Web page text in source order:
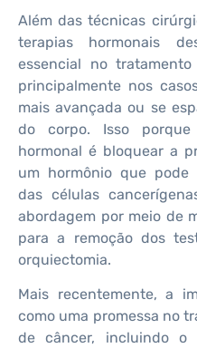
Além das técnicas
terapias hormonais
essencial no
principalmente nos
mais avançada ou se
do corpo. Isso
hormonal é bloquear a
um hormônio que pode
das células
abordagem por meio de
para a remoção dos
orquiectomia.
Mais recentemente, a
como uma promessa no
de câncer, incluindo o